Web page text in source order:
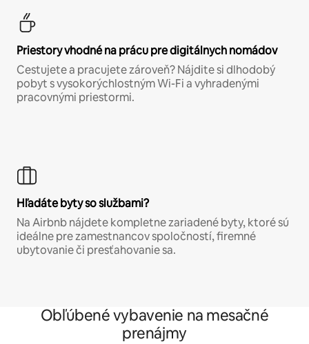
Priestory vhodné na prácu pre digitálnych nomádov
Cestujete a pracujete zároveň? Nájdite si dlhodobý
pobyt s vysokorýchlostným Wi-Fi a vyhradenými
pracovnými priestormi.
Hľadáte byty so službami?
Na Airbnb nájdete kompletne zariadené byty, ktoré sú
ideálne pre zamestnancov spoločností, firemné
ubytovanie či presťahovanie sa.
Obľúbené vybavenie na mesačné
prenájmy